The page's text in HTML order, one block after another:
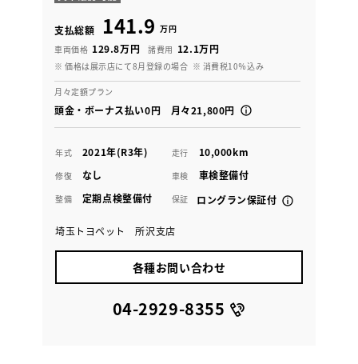
支払総額 141.9 万円
車両価格 129.8万円 諸費用 12.1万円
※ 価格は展示店にて8月登録の場合 ※ 消費税10％込み
月々定額プラン
頭金・ボーナス払い0円 月々21,800円
年式 2021年(R3年) 走行 10,000km
修復 なし 車検 車検整備付
整備 定期点検整備付 保証 ロングラン保証付
埼玉トヨペット 所沢支店
各種お問い合わせ
04-2929-8355